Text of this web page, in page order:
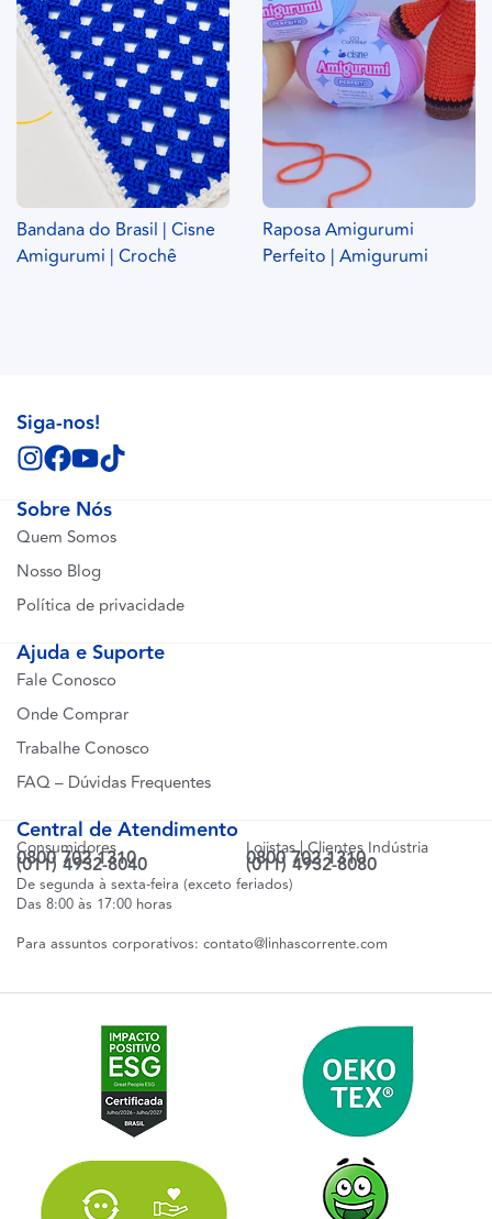
Bandana do Brasil | Cisne
Amigurumi | Crochê
Raposa Amigurumi
Perfeito | Amigurumi
Sobre Nós
Quem Somos
Nosso Blog
Política de privacidade
Ajuda e Suporte
Fale Conosco
Onde Comprar
Trabalhe Conosco
FAQ – Dúvidas Frequentes
Central de Atendimento
Consumidores
0800 702 1310
(011) 4932-8040
Lojistas | Clientes Indústria
0800 702 1310
(011) 4932-8080
De segunda à sexta-feira (exceto feriados)
Das 8:00 às 17:00 horas
Para assuntos corporativos: contato@linhascorrente.com
Siga-nos!